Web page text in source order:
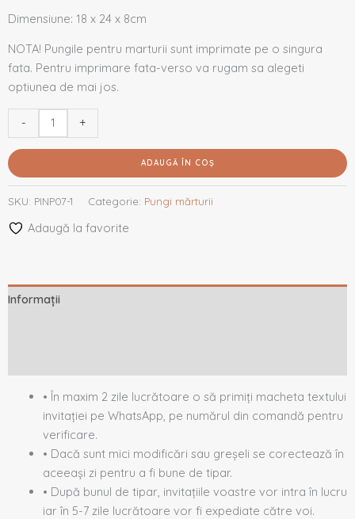
Dimensiune: 18 x 24 x 8cm
NOTA! Pungile pentru marturii sunt imprimate pe o singura
fata. Pentru imprimare fata-verso va rugam sa alegeti
optiunea de mai jos.
- +
ADAUGĂ ÎN COȘ
SKU: PINP07-1 Categorie: Pungi mărturii
Adaugă la favorite
Informații
• În maxim 2 zile lucrătoare o să primiți macheta textului
invitației pe WhatsApp, pe numărul din comandă pentru
verificare.
• Dacă sunt mici modificări sau greșeli se corectează în
aceeași zi pentru a fi bune de tipar.
• După bunul de tipar, invitațiile voastre vor intra în lucru
iar în 5-7 zile lucrătoare vor fi expediate către voi.